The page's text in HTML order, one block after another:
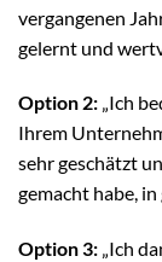
vergangenen
gelernt und
Option 2: „Ich
Ihrem
sehr geschätzt
gemacht habe,
Option 3: „Ich